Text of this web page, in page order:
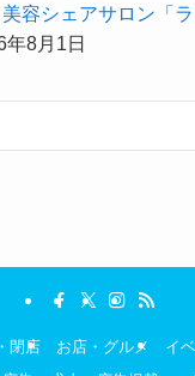
美容シェアサロン「
年8月のお得情報が
年8月1日
閉店 お店・グルメ イ